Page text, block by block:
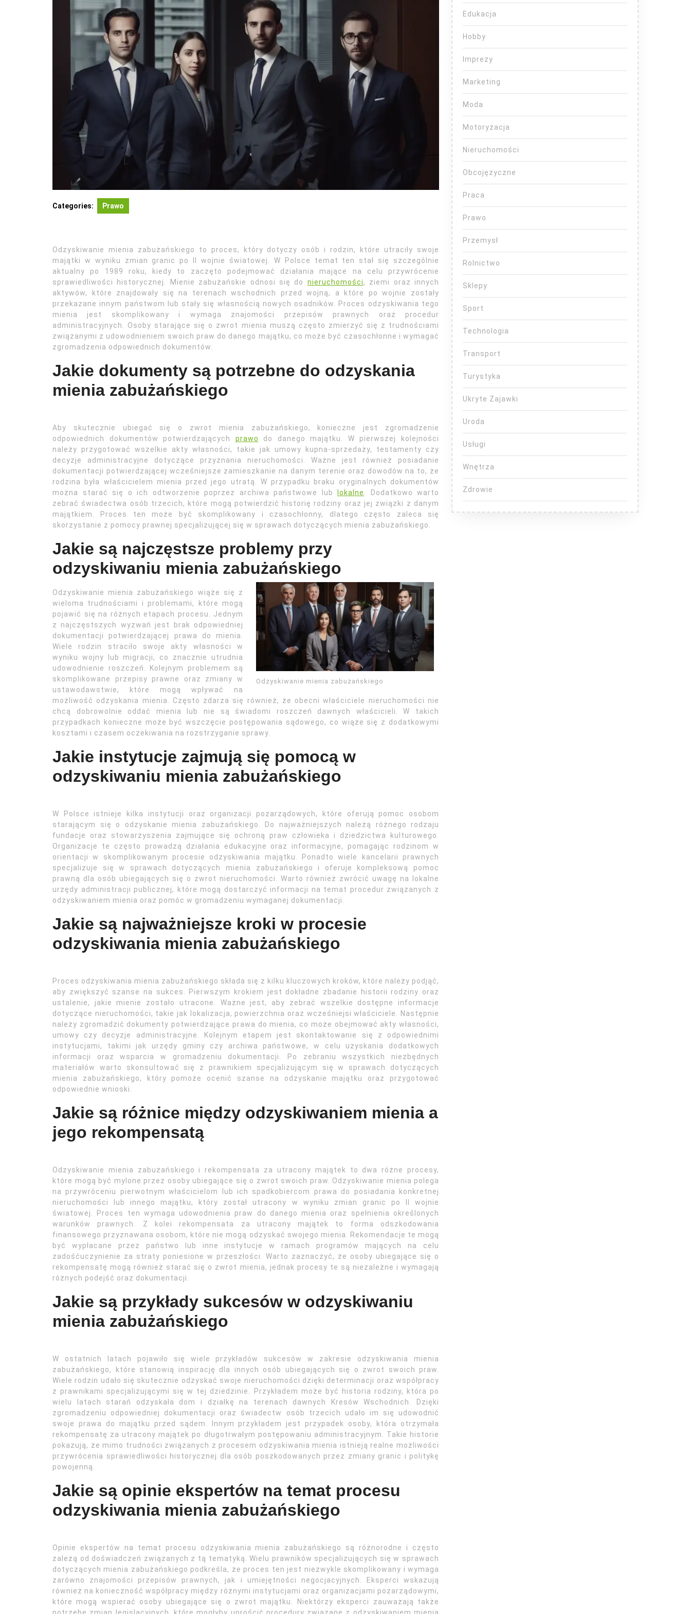
Categories: Prawo
Odzyskiwanie mienia zabużańskiego to proces, który dotyczy osób i rodzin, które utraciły swoje
majątki w wyniku zmian granic po II wojnie światowej. W Polsce temat ten stał się szczególnie
aktualny po 1989 roku, kiedy to zaczęto podejmować działania mające na celu przywrócenie
sprawiedliwości historycznej. Mienie zabużańskie odnosi się do nieruchomości, ziemi oraz innych
aktywów, które znajdowały się na terenach wschodnich przed wojną, a które po wojnie zostały
przekazane innym państwom lub stały się własnością nowych osadników. Proces odzyskiwania tego
mienia jest skomplikowany i wymaga znajomości przepisów prawnych oraz procedur
administracyjnych. Osoby starające się o zwrot mienia muszą często zmierzyć się z trudnościami
związanymi z udowodnieniem swoich praw do danego majątku, co może być czasochłonne i wymagać
zgromadzenia odpowiednich dokumentów.
Jakie dokumenty są potrzebne do odzyskania
mienia zabużańskiego
Aby skutecznie ubiegać się o zwrot mienia zabużańskiego, konieczne jest zgromadzenie
odpowiednich dokumentów potwierdzających prawo
do danego majątku. W pierwszej kolejności
należy przygotować wszelkie akty własności, takie jak umowy kupna-sprzedaży, testamenty czy
decyzje administracyjne dotyczące przyznania nieruchomości. Ważne jest również posiadanie
dokumentacji potwierdzającej wcześniejsze zamieszkanie na danym terenie oraz dowodów na to, że
rodzina była właścicielem mienia przed jego utratą. W przypadku braku oryginalnych dokumentów
można starać się o ich odtworzenie poprzez archiwa państwowe lub
lokalne
. Dodatkowo warto
zebrać świadectwa osób trzecich, które mogą potwierdzić historię rodziny oraz jej związki z danym
majątkiem. Proces ten może być skomplikowany i czasochłonny, dlatego często zaleca się
skorzystanie z pomocy prawnej specjalizującej się w sprawach dotyczących mienia zabużańskiego.
Jakie są najczęstsze problemy przy
odzyskiwaniu mienia zabużańskiego
Odzyskiwanie mienia zabużańskiego
Odzyskiwanie mienia zabużańskiego wiąże się z
wieloma trudnościami i problemami, które mogą
pojawić się na różnych etapach procesu. Jednym
z najczęstszych wyzwań jest brak odpowiedniej
dokumentacji potwierdzającej prawa do mienia.
Wiele rodzin straciło swoje akty własności w
wyniku wojny lub migracji, co znacznie utrudnia
udowodnienie roszczeń. Kolejnym problemem są
skomplikowane przepisy prawne oraz zmiany w
ustawodawstwie, które mogą wpływać na
możliwość odzyskania mienia. Często zdarza się również, że obecni właściciele nieruchomości nie
chcą dobrowolnie oddać mienia lub nie są świadomi roszczeń dawnych właścicieli. W takich
przypadkach konieczne może być wszczęcie postępowania sądowego, co wiąże się z dodatkowymi
kosztami i czasem oczekiwania na rozstrzyganie sprawy.
Jakie instytucje zajmują się pomocą w
odzyskiwaniu mienia zabużańskiego
W Polsce istnieje kilka instytucji oraz organizacji pozarządowych, które oferują pomoc osobom
starającym się o odzyskanie mienia zabużańskiego. Do najważniejszych należą różnego rodzaju
fundacje oraz stowarzyszenia zajmujące się ochroną praw człowieka i dziedzictwa kulturowego.
Organizacje te często prowadzą działania edukacyjne oraz informacyjne, pomagając rodzinom w
orientacji w skomplikowanym procesie odzyskiwania majątku. Ponadto wiele kancelarii prawnych
specjalizuje się w sprawach dotyczących mienia zabużańskiego i oferuje kompleksową pomoc
prawną dla osób ubiegających się o zwrot nieruchomości. Warto również zwrócić uwagę na lokalne
urzędy administracji publicznej, które mogą dostarczyć informacji na temat procedur związanych z
odzyskiwaniem mienia oraz pomóc w gromadzeniu wymaganej dokumentacji.
Jakie są najważniejsze kroki w procesie
odzyskiwania mienia zabużańskiego
Proces odzyskiwania mienia zabużańskiego składa się z kilku kluczowych kroków, które należy podjąć,
aby zwiększyć szanse na sukces. Pierwszym krokiem jest dokładne zbadanie historii rodziny oraz
ustalenie, jakie mienie zostało utracone. Ważne jest, aby zebrać wszelkie dostępne informacje
dotyczące nieruchomości, takie jak lokalizacja, powierzchnia oraz wcześniejsi właściciele. Następnie
należy zgromadzić dokumenty potwierdzające prawa do mienia, co może obejmować akty własności,
umowy czy decyzje administracyjne. Kolejnym etapem jest skontaktowanie się z odpowiednimi
instytucjami, takimi jak urzędy gminy czy archiwa państwowe, w celu uzyskania dodatkowych
informacji oraz wsparcia w gromadzeniu dokumentacji. Po zebraniu wszystkich niezbędnych
materiałów warto skonsultować się z prawnikiem specjalizującym się w sprawach dotyczących
mienia zabużańskiego, który pomoże ocenić szanse na odzyskanie majątku oraz przygotować
odpowiednie wnioski.
Jakie są różnice między odzyskiwaniem mienia a
jego rekompensatą
Odzyskiwanie mienia zabużańskiego i rekompensata za utracony majątek to dwa różne procesy,
które mogą być mylone przez osoby ubiegające się o zwrot swoich praw. Odzyskiwanie mienia polega
na przywróceniu pierwotnym właścicielom lub ich spadkobiercom prawa do posiadania konkretnej
nieruchomości lub innego majątku, który został utracony w wyniku zmian granic po II wojnie
światowej. Proces ten wymaga udowodnienia praw do danego mienia oraz spełnienia określonych
warunków prawnych. Z kolei rekompensata za utracony majątek to forma odszkodowania
finansowego przyznawana osobom, które nie mogą odzyskać swojego mienia. Rekomendacje te mogą
być wypłacane przez państwo lub inne instytucje w ramach programów mających na celu
zadośćuczynienie za straty poniesione w przeszłości. Warto zaznaczyć, że osoby ubiegające się o
rekompensatę mogą również starać się o zwrot mienia, jednak procesy te są niezależne i wymagają
różnych podejść oraz dokumentacji.
Jakie są przykłady sukcesów w odzyskiwaniu
mienia zabużańskiego
W ostatnich latach pojawiło się wiele przykładów sukcesów w zakresie odzyskiwania mienia
zabużańskiego, które stanowią inspirację dla innych osób ubiegających się o zwrot swoich praw.
Wiele rodzin udało się skutecznie odzyskać swoje nieruchomości dzięki determinacji oraz współpracy
z prawnikami specjalizującymi się w tej dziedzinie. Przykładem może być historia rodziny, która po
wielu latach starań odzyskała dom i działkę na terenach dawnych Kresów Wschodnich. Dzięki
zgromadzeniu odpowiedniej dokumentacji oraz świadectw osób trzecich udało im się udowodnić
swoje prawa do majątku przed sądem. Innym przykładem jest przypadek osoby, która otrzymała
rekompensatę za utracony majątek po długotrwałym postępowaniu administracyjnym. Takie historie
pokazują, że mimo trudności związanych z procesem odzyskiwania mienia istnieją realne możliwości
przywrócenia sprawiedliwości historycznej dla osób poszkodowanych przez zmiany granic i politykę
powojenną.
Jakie są opinie ekspertów na temat procesu
odzyskiwania mienia zabużańskiego
Opinie ekspertów na temat procesu odzyskiwania mienia zabużańskiego są różnorodne i często
zależą od doświadczeń związanych z tą tematyką. Wielu prawników specjalizujących się w sprawach
dotyczących mienia zabużańskiego podkreśla, że proces ten jest niezwykle skomplikowany i wymaga
zarówno znajomości przepisów prawnych, jak i umiejętności negocjacyjnych. Eksperci wskazują
również na konieczność współpracy między różnymi instytucjami oraz organizacjami pozarządowymi,
które mogą wspierać osoby ubiegające się o zwrot majątku. Niektórzy eksperci zauważają także
Edukacja
Hobby
Imprezy
Marketing
Moda
Motoryzacja
Nieruchomości
Obcojęzyczne
Praca
Prawo
Przemysł
Rolnictwo
Sklepy
Sport
Technologia
Transport
Turystyka
Ukryte Zajawki
Uroda
Usługi
Wnętrza
Zdrowie